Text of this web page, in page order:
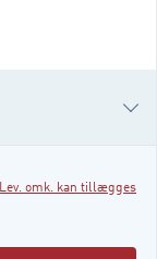
Lev. omk. kan tillægges